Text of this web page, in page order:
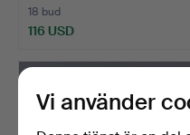
18 bud
116 USD
Vi använder